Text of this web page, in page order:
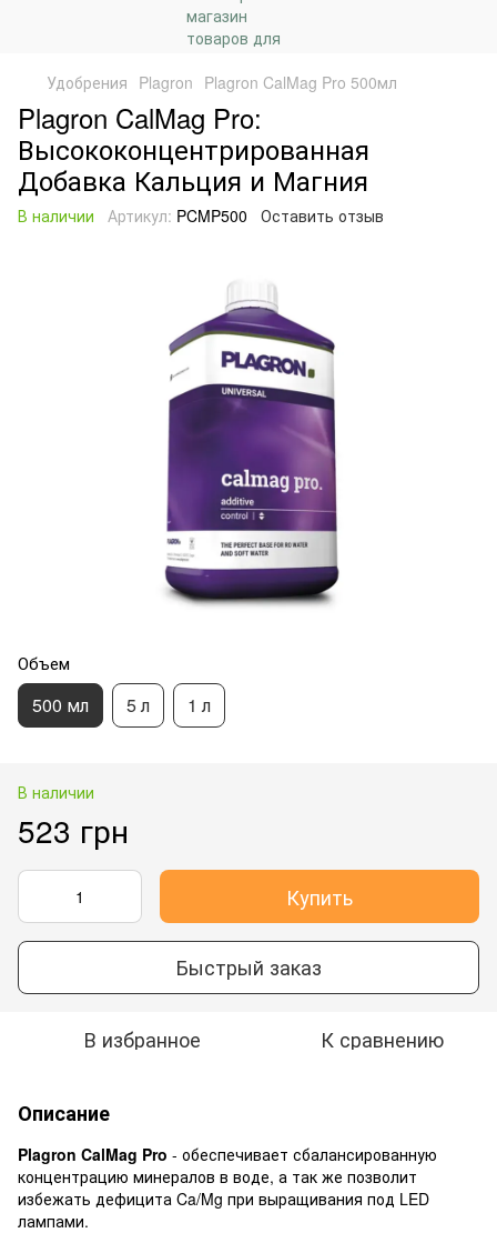
Удобрения Plagron Plagron CalMag Pro 500мл
Plagron CalMag Pro:
Высококонцентрированная
Добавка Кальция и Магния
В наличии Артикул: PCMP500 Оставить отзыв
Объем
500 мл 5 л 1 л
В наличии
523 грн
Купить
Быстрый заказ
В избранное К сравнению
Описание
Plagron CalMag Pro - обеспечивает сбалансированную
концентрацию минералов в воде, а так же позволит
избежать дефицита Ca/Mg при выращивания под LED
лампами.